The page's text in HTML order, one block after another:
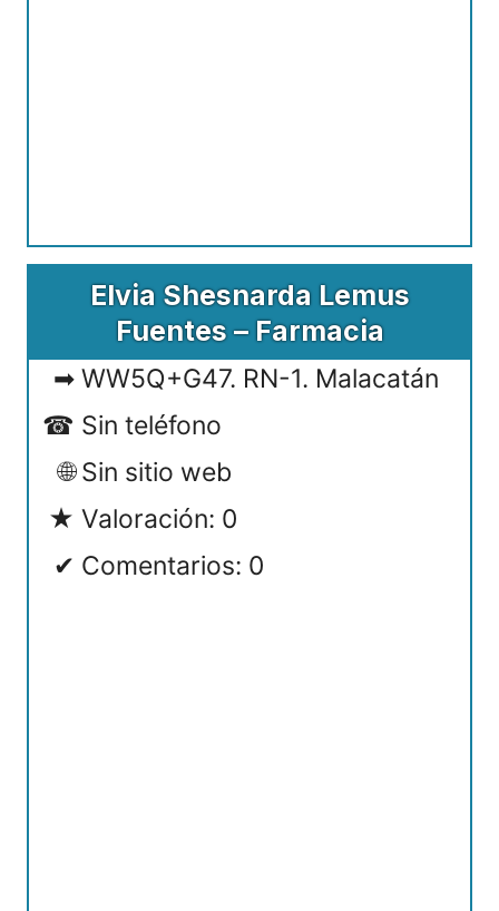
Elvia Shesnarda Lemus
Fuentes – Farmacia
WW5Q+G47. RN-1. Malacatán
Sin teléfono
Sin sitio web
Valoración: 0
Comentarios: 0